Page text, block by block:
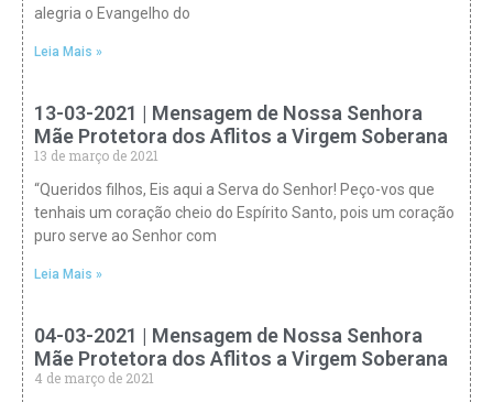
alegria o Evangelho do
Leia Mais »
13-03-2021 | Mensagem de Nossa Senhora
Mãe Protetora dos Aflitos a Virgem Soberana
13 de março de 2021
“Queridos filhos, Eis aqui a Serva do Senhor! Peço-vos que
tenhais um coração cheio do Espírito Santo, pois um coração
puro serve ao Senhor com
Leia Mais »
04-03-2021 | Mensagem de Nossa Senhora
Mãe Protetora dos Aflitos a Virgem Soberana
4 de março de 2021